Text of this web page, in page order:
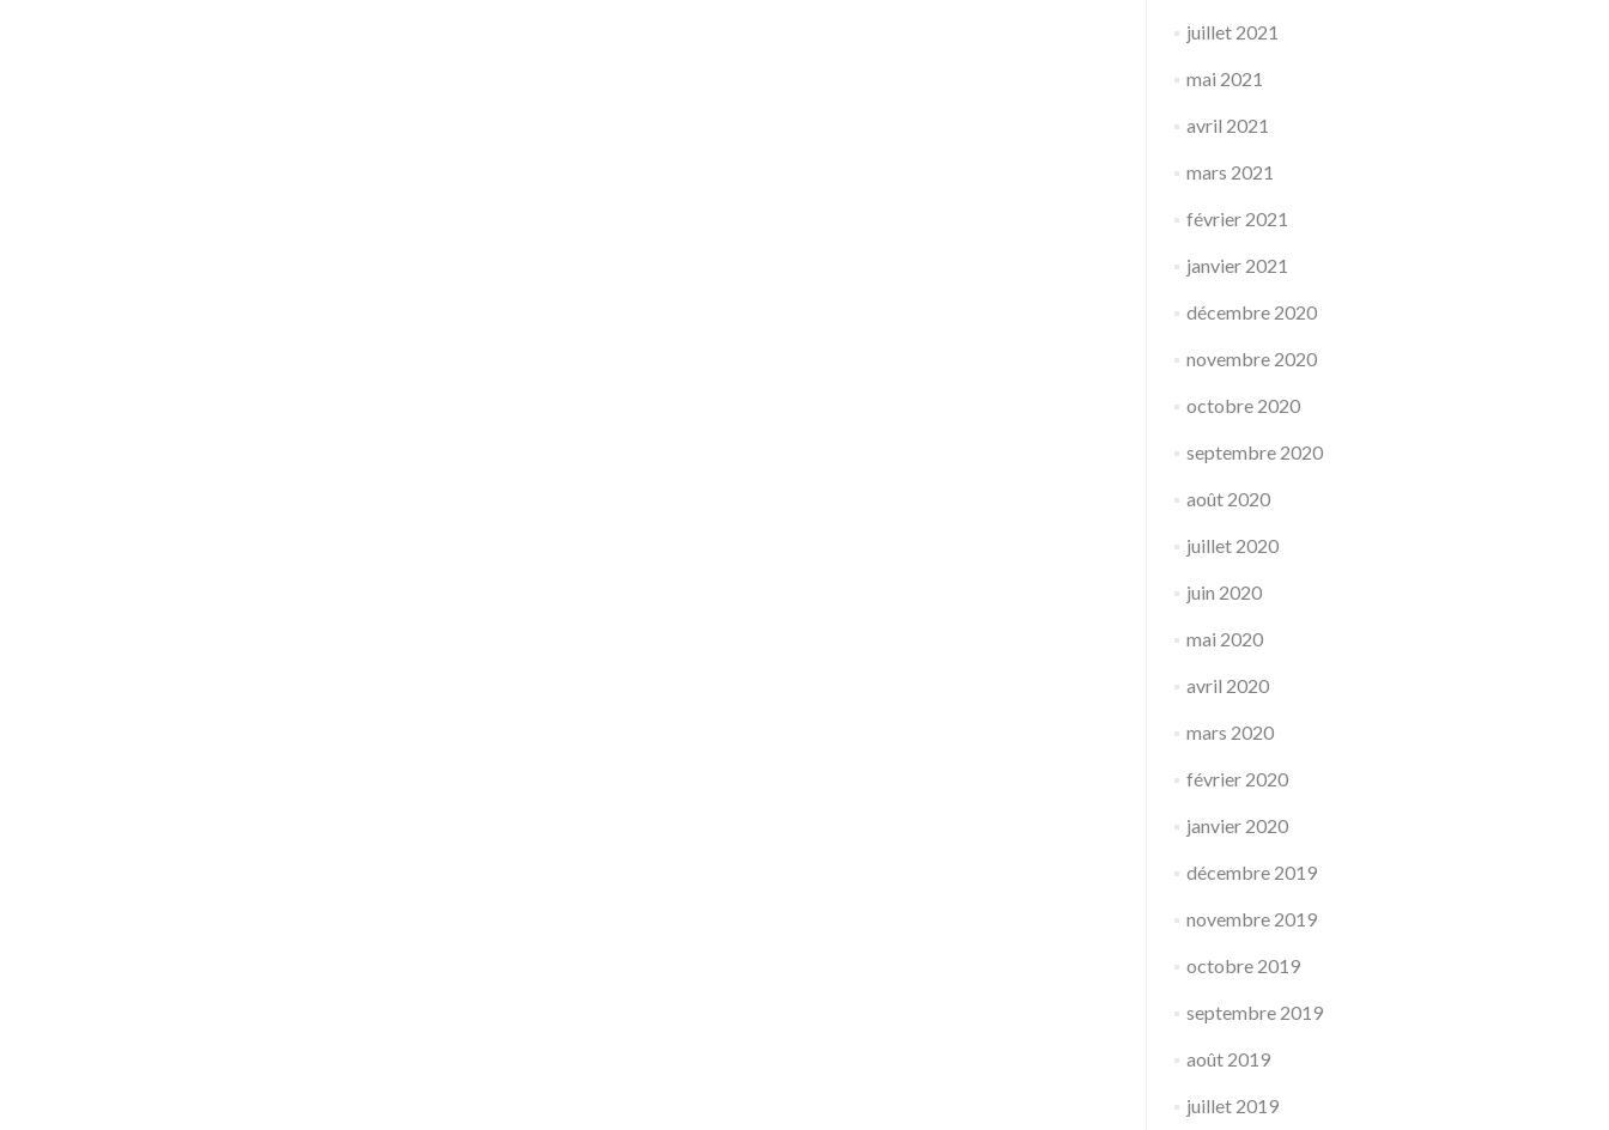
juillet 2021
mai 2021
avril 2021
mars 2021
février 2021
janvier 2021
décembre 2020
novembre 2020
octobre 2020
septembre 2020
août 2020
juillet 2020
juin 2020
mai 2020
avril 2020
mars 2020
février 2020
janvier 2020
décembre 2019
novembre 2019
octobre 2019
septembre 2019
août 2019
juillet 2019